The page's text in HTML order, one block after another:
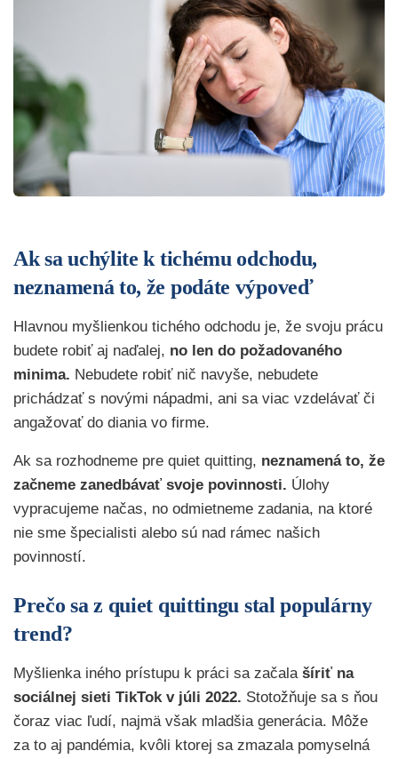
Ak sa uchýlite k tichému odchodu,
neznamená to, že podáte výpoveď
Hlavnou myšlienkou tichého odchodu je, že svoju prácu
budete robiť aj naďalej, no len do požadovaného
minima. Nebudete robiť nič navyše, nebudete
prichádzať s novými nápadmi, ani sa viac vzdelávať či
angažovať do diania vo firme.
Ak sa rozhodneme pre quiet quitting, neznamená to, že
začneme zanedbávať svoje povinnosti. Úlohy
vypracujeme načas, no odmietneme zadania, na ktoré
nie sme špecialisti alebo sú nad rámec našich
povinností.
Prečo sa z quiet quittingu stal populárny
trend?
Myšlienka iného prístupu k práci sa začala šíriť na
sociálnej sieti TikTok v júli 2022. Stotožňuje sa s ňou
čoraz viac ľudí, najmä však mladšia generácia. Môže
za to aj pandémia, kvôli ktorej sa zmazala pomyselná